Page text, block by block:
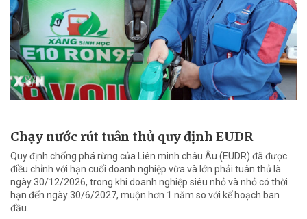
Chạy nước rút tuân thủ quy định EUDR
Quy định chống phá rừng của Liên minh châu Âu (EUDR) đã được
điều chỉnh với hạn cuối doanh nghiệp vừa và lớn phải tuân thủ là
ngày 30/12/2026, trong khi doanh nghiệp siêu nhỏ và nhỏ có thời
hạn đến ngày 30/6/2027, muộn hơn 1 năm so với kế hoạch ban
đầu.